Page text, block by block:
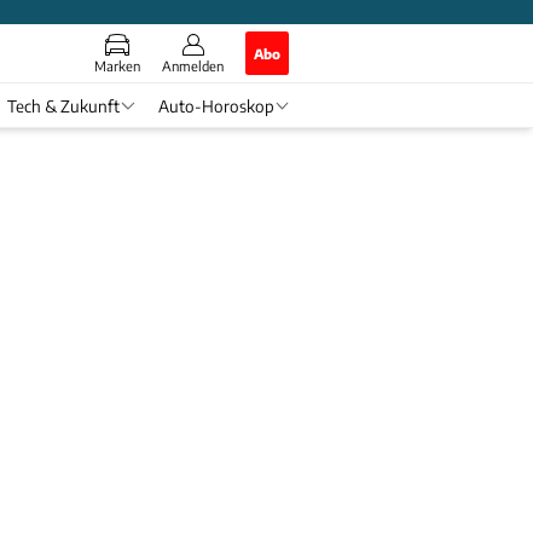
Marken Anmelden
Abo
Tech & Zukunft Auto-Horoskop